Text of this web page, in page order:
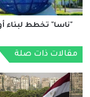
كوكب
الأرض!
"ناسا" تخطط لبناء
مقالات ذات صلة